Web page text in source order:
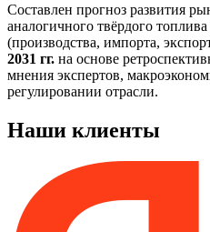
Составлен прогноз развития
аналогичного твёрдого
(производства, импорта,
2031 гг. на основе
мнения экспертов,
регулировании отрасли.
Наши клиенты